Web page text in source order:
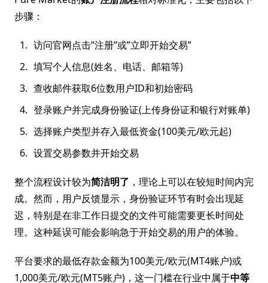
步骤：
访问官网点击”注册”或”立即开始交易”
填写个人信息(姓名、电话、邮箱等)
查收邮件获取6位数用户ID和初始密码
登录账户并完成身份验证(上传身份证和银行对账单)
选择账户类型并存入最低资金(100美元/欧元起)
设置交易参数并开始交易
整个流程设计较为简洁明了 ，理论上可以在较短时间内完
成。然而，用户反馈显示，身份验证环节有时会出现延
迟，特别是在非工作日提交的文件可能需要更长时间处
理。这种延误可能会影响急于开始交易的用户的体验。
平台要求的最低存款金额为100美元/欧元(MT4账户)或
1,000美元/欧元(MT5账户)，这一门槛在行业中属于中等